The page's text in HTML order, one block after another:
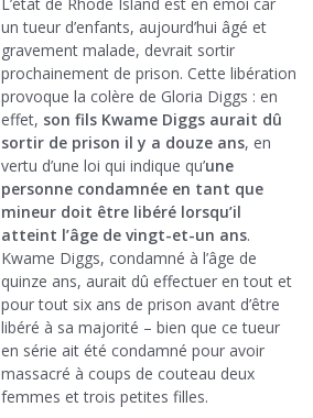
un tueur d’enfants, aujourd’hui âgé et
gravement malade, devrait sortir
prochainement de prison. Cette libération
provoque la colère de Gloria Diggs : en
effet, son fils Kwame Diggs aurait dû
sortir de prison il y a douze ans, en
vertu d’une loi qui indique qu’une
personne condamnée en tant que
mineur doit être libéré lorsqu’il
atteint l’âge de vingt-et-un ans.
Kwame Diggs, condamné à l’âge de
quinze ans, aurait dû effectuer en tout et
pour tout six ans de prison avant d’être
libéré à sa majorité – bien que ce tueur
en série ait été condamné pour avoir
massacré à coups de couteau deux
femmes et trois petites filles.